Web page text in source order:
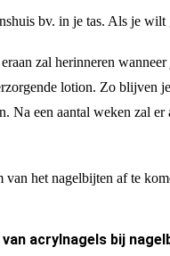
bv. in je tas. Als je wilt
zal herinneren
lotion. Zo blijven
Na een aantal weken zal
het nagelbijten af te
acrylnagels bij